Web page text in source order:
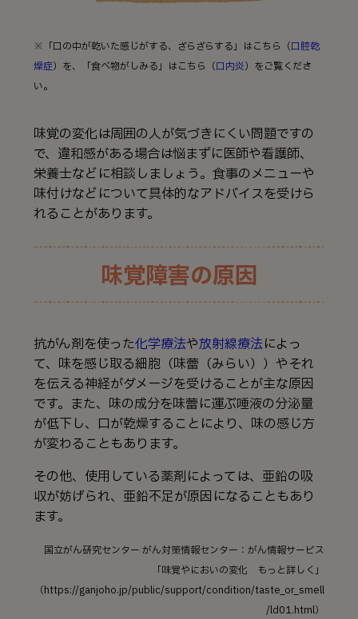
※「口の中が乾いた感じがする、ざらざらする」はこちら（口腔乾
燥症）を、「食べ物がしみる」はこちら（口内炎）をご覧くださ
い。
味覚の変化は周囲の人が気づきにくい問題ですの
で、違和感がある場合は悩まずに医師や看護師、
栄養士などに相談しましょう。食事のメニューや
味付けなどについて具体的なアドバイスを受けら
れることがあります。
味覚障害の原因
抗がん剤を使った化学療法や放射線療法によっ
て、味を感じ取る細胞（味蕾（みらい））やそれ
を伝える神経がダメージを受けることが主な原因
です。また、味の成分を味蕾に運ぶ唾液の分泌量
が低下し、口が乾燥することにより、味の感じ方
が変わることもあります。
その他、使用している薬剤によっては、亜鉛の吸
収が妨げられ、亜鉛不足が原因になることもあり
ます。
国立がん研究センター がん対策情報センター：がん情報サービス
「味覚やにおいの変化 もっと詳しく」
（https://ganjoho.jp/public/support/condition/taste_or_smell
/ld01.html）